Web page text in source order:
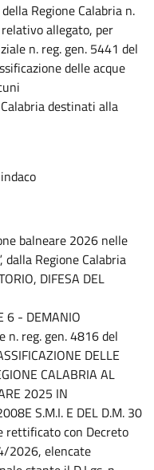
Regione Calabria n.
allegato, per
n. reg. gen. 5441 del
delle acque
destinati alla
balneare 2026 nelle
dalla Regione Calabria
DIFESA DEL
6 - DEMANIO
n. reg. gen. 4816 del
DELLE
CALABRIA AL
2025 IN
S.M.I. E DEL D.M. 30
rettificato con Decreto
2026, elencate